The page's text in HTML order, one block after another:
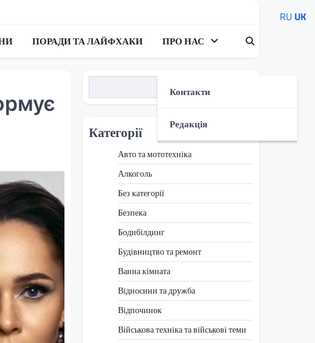
ПОРАДИ ТА ЛАЙФХАКИ ПРО НАС
Контакти
Редакція
Категорії
Авто та мототехніка
Алкоголь
Без категорії
Безпека
Бодибілдинг
Будівництво та ремонт
Ванна кімната
Відносини та дружба
Відпочинок
Військова техніка та військові теми
RU UK